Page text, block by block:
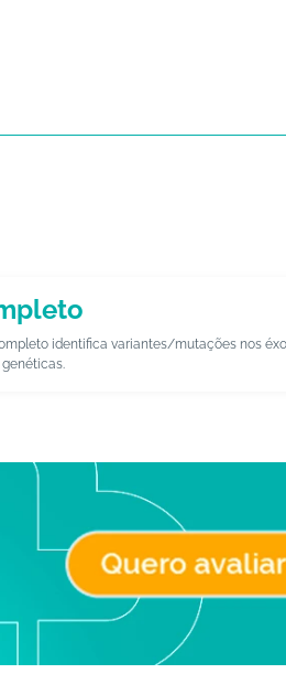
identifica variantes/mutações nos